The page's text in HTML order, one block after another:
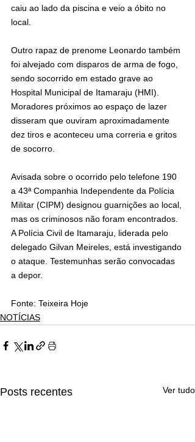
caiu ao lado da piscina e veio a óbito no
local.
Outro rapaz de prenome Leonardo também
foi alvejado com disparos de arma de fogo,
sendo socorrido em estado grave ao
Hospital Municipal de Itamaraju (HMI).
Moradores próximos ao espaço de lazer
disseram que ouviram aproximadamente
dez tiros e aconteceu uma correria e gritos
de socorro.
Avisada sobre o ocorrido pelo telefone 190
a 43ª Companhia Independente da Polícia
Militar (CIPM) designou guarnições ao local,
mas os criminosos não foram encontrados.
A Polícia Civil de Itamaraju, liderada pelo
delegado Gilvan Meireles, está investigando
o ataque. Testemunhas serão convocadas
a depor.
Fonte: Teixeira Hoje
NOTÍCIAS
Posts recentes Ver tudo